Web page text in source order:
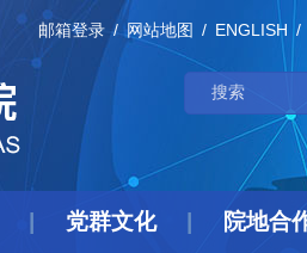
邮箱登录 网站地图 ENGLISH
党群文化 院地合